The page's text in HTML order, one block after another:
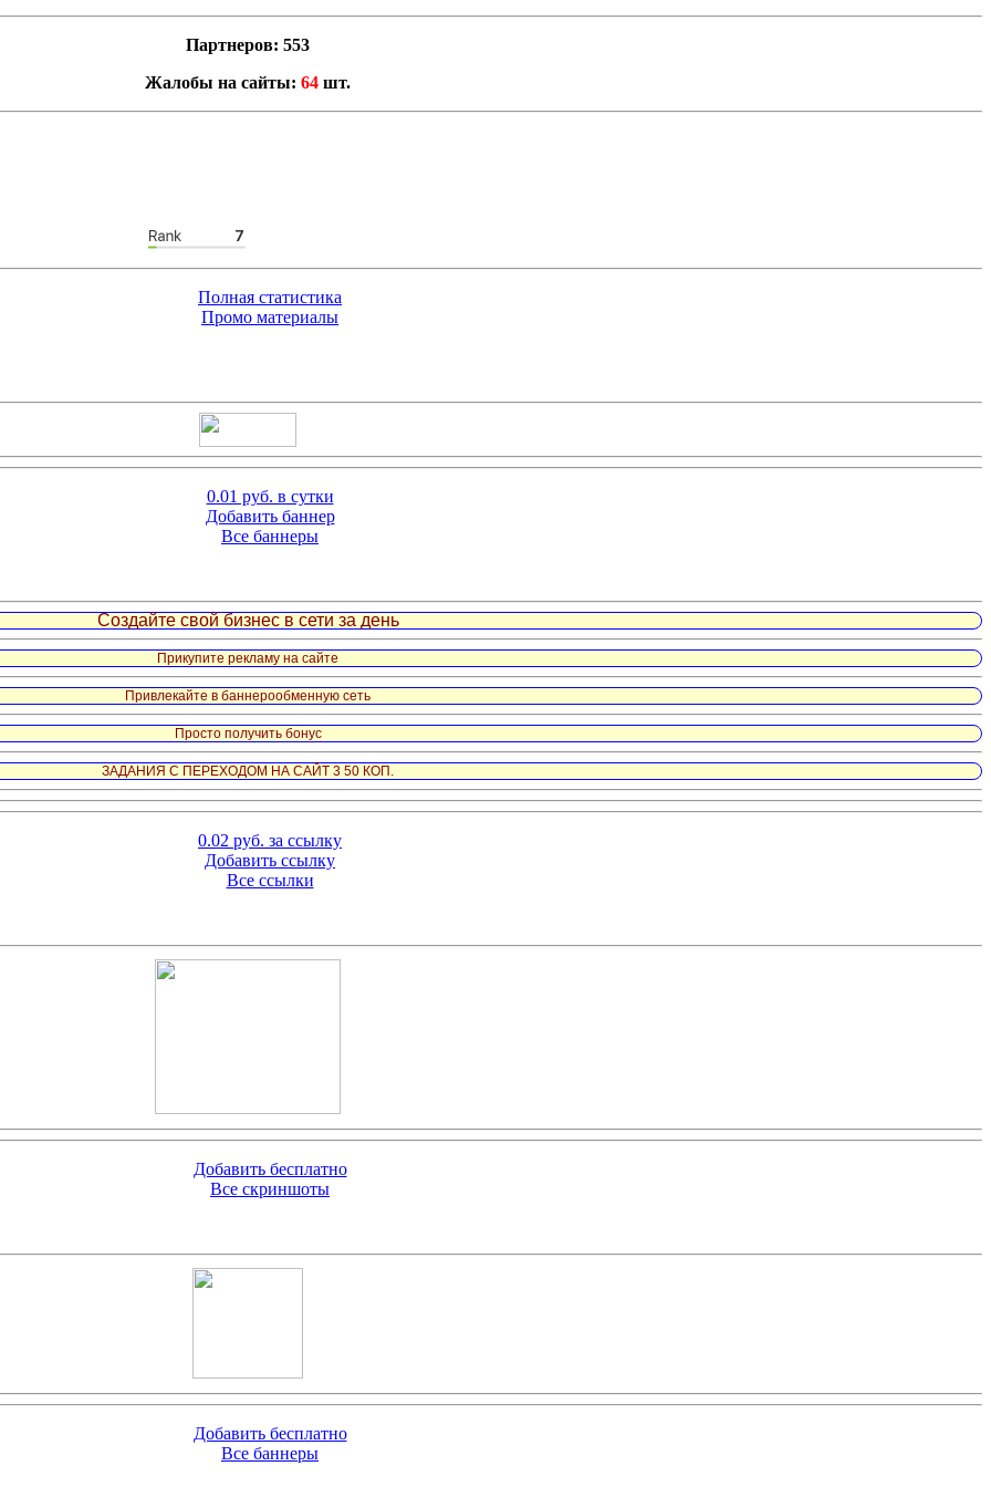
Партнеров: 553
Жалобы на сайты: 64 шт.
Полная статистика
Промо материалы
0.01 руб. в сутки
Добавить баннер
Все баннеры
Создайте свой бизнес в сети за день
Прикупите рекламу на сайте
Привлекайте в баннерообменную сеть
Просто получить бонус
ЗАДАНИЯ С ПЕРЕХОДОМ НА САЙТ 3 50 КОП.
0.02 руб. за ссылку
Добавить ссылку
Все ссылки
Добавить бесплатно
Все скриншоты
Добавить бесплатно
Все баннеры